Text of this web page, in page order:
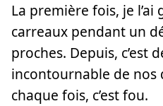
La première fois, je
carreaux pendant un
proches. Depuis, c’est
incontournable de nos
chaque fois, c’est fou.